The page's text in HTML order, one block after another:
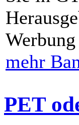
mehr
PET